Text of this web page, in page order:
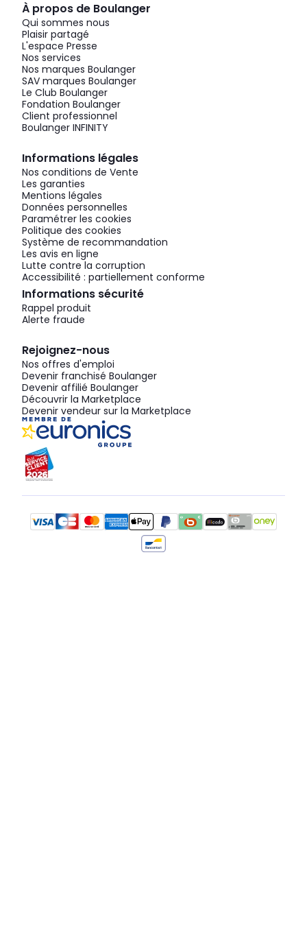
À propos de Boulanger
Qui sommes nous
Plaisir partagé
L'espace Presse
Nos services
Nos marques Boulanger
SAV marques Boulanger
Le Club Boulanger
Fondation Boulanger
Client professionnel
Boulanger INFINITY
Informations légales
Nos conditions de Vente
Les garanties
Mentions légales
Données personnelles
Paramétrer les cookies
Politique des cookies
Système de recommandation
Les avis en ligne
Lutte contre la corruption
Accessibilité : partiellement conforme
Informations sécurité
Rappel produit
Alerte fraude
Rejoignez-nous
Nos offres d'emploi
Devenir franchisé Boulanger
Devenir affilié Boulanger
Découvrir la Marketplace
Devenir vendeur sur la Marketplace